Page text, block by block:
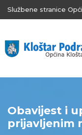
Službene stranice
Obavijest i
prijavljenim